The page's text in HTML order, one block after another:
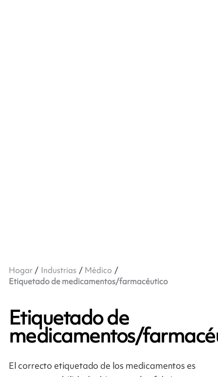
Hogar Industrias
Médico
Etiquetado de medicamentos/farmacéutico
Etiquetado de
medicamentos/
El correcto etiquetado de los medicamentos es